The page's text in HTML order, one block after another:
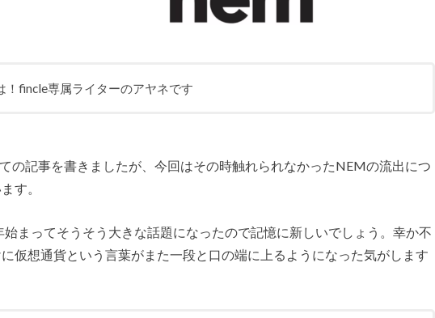
！fincle専属ライターのアヤネです
の記事を書きましたが、今回はその時触れられなかったNEMの流出につ
す。
始まってそうそう大きな話題になったので記憶に新しいでしょう。幸か不
仮想通貨という言葉がまた一段と口の端に上るようになった気がします